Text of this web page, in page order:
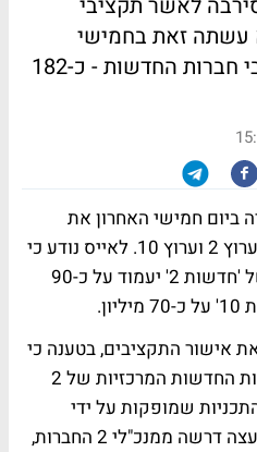
2 ו-10, היא עשתה זאת בחמישי
האחרון. בסך הכל תקציבי חברות החדשות - כ-182
ביום חמישי האחרון את
תקציבי חברות החדשות של ערוץ 2 וערוץ 10. לאייס נודע כי
תקציב המהדורה המרכזית של 'חדשות 2' יעמוד על כ-90
אישור התקציבים, בטענה כי
אין הפרדה בין תקציב מהדורות החדשות המרכזיות של 2
שמופקות על ידי
'חדשות 2' ו'חדשות 10'. המועצה דרשה ממנכ"לי 2 החברות,